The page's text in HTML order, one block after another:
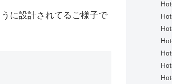
に設計されてるご様子で